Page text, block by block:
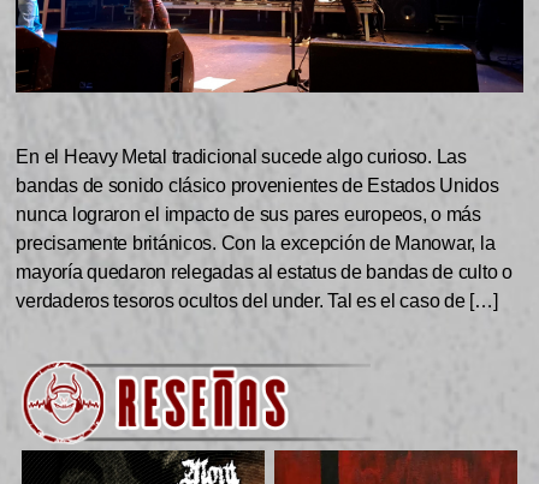
En el Heavy Metal tradicional sucede algo curioso. Las
bandas de sonido clásico provenientes de Estados Unidos
nunca lograron el impacto de sus pares europeos, o más
precisamente británicos. Con la excepción de Manowar, la
mayoría quedaron relegadas al estatus de bandas de culto o
verdaderos tesoros ocultos del under. Tal es el caso de […]